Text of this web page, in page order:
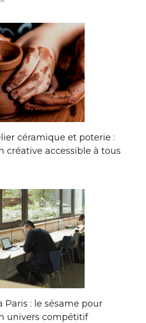
céramique et poterie :
créative accessible à tous
Paris : le sésame pour
univers compétitif